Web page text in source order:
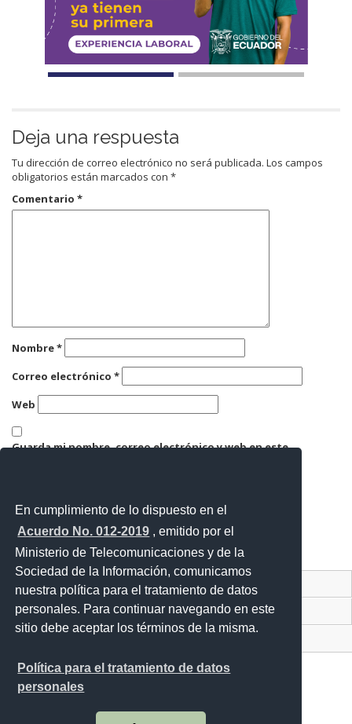
En cumplimiento de lo dispuesto en el
Acuerdo No. 012-2019 , emitido por el
Ministerio de Telecomunicaciones y de la
Sociedad de la Información, comunicamos
nuestra política para el tratamiento de datos
personales. Para continuar navegando en este
sitio debe aceptar los términos de la misma.
Política para el tratamiento de datos
personales
Deja una respuesta
Tu dirección de correo electrónico no será publicada. Los campos
obligatorios están marcados con *
Comentario *
Nombre*
Correo electrónico *
Web
Guarda mi nombre, correo electrónico y web en este
Contacto Ciudadano Digital
Portal Trámites Ciudadanos
Sistema Nacional de Información (SNI)
Av. Lira Ňan entre Amaru Ňan y Quitumbe Ñan